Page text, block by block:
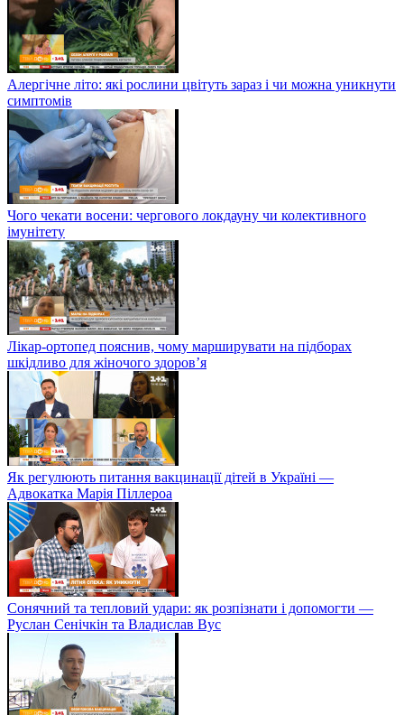
Алергічне літо: які рослини цвітуть зараз і чи можна уникнути
симптомів
Чого чекати восени: чергового локдауну чи колективного
імунітету
Лікар-ортопед пояснив, чому марширувати на підборах
шкідливо для жіночого здоров’я
Як регулюють питання вакцинації дітей в Україні —
Адвокатка Марія Піллероа
Сонячний та тепловий удари: як розпізнати і допомогти —
Руслан Сенічкін та Владислав Вус